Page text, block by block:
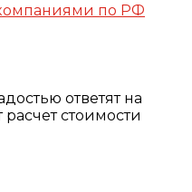
по РФ
ответят на
стоимости